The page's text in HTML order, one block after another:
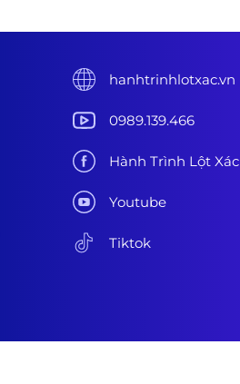
hanhtrinhlotxac.vn
0989.139.466
Hành Trình Lột Xác
Youtube
Tiktok